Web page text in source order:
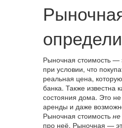
Рыночная стоимость —
при условии, что
реальная цена,
банка. Также известна
состояния дома. Это
аренды и даже
Рыночная стоимость
про неё. Рыночная —